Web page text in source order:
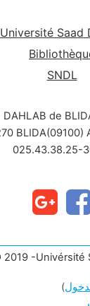
Université Saad
SNDL
de
BLIDA(09100)
-Univérsité
)